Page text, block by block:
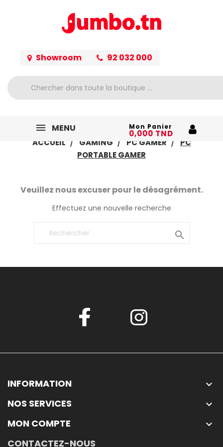
Showroom 92 032 000
MENU Mon Panier
0,000 TND
ACCUEIL
GAMING PC GAMER
PC
PORTABLE GAMER
Veuillez nous excuser pour le désagrément.
Effectuez une nouvelle recherche

INFORMATION 
NOS SERVICES 
MON COMPTE 
CONTACTEZ-NOUS